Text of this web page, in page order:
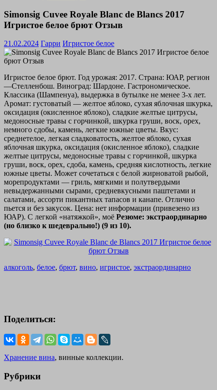
Simonsig Cuvee Royale Blanc de Blancs 2017
Игристое белое брют Отзыв
21.02.2024 Гарри Игристое белое
Игристое белое брют. Год урожая: 2017. Страна: ЮАР, регион
—Стелленбош. Виноград: Шардоне. Гастрономическое.
Классика (Шампенуа), выдержка в бутылке не менее 3-х лет.
Аромат: густоватый — желтое яблоко, сухая яблочная шкурка,
оксидация (окисленное яблоко), сладкие желтые цитрусы,
медоносные травы с горчинкой, шкурка груши, воск, орех,
немного сдобы, камень, легкие южные цветы. Вкус:
среднетелое, легкая сладковатость, желтое яблоко, сухая
яблочная шкурка, оксидация (окисленное яблоко), сладкие
желтые цитрусы, медоносные травы с горчинкой, шкурка
груши, воск, орех, сдоба, камень, средняя кислотность, легкие
южные цветы. Может сочетаться с белой жирноватой рыбой,
морепродуктами — гриль, мягкими и полутвердыми
невыдержанными сырами, средневкусными паштетами и
салатами, ассорти пикантных тапасов и канапе. Отлично
пьется и без закусок. Цена: нет информации (привезено из
ЮАР). С легкой «натяжкой», моё Резюме: экстраординарно
(но близко к шедеврально!) (9 из 10).
алкоголь, белое, брют, вино, игристое, экстраординарно
Поделиться:
Хранение вина, винные коллекции.
Рубрики